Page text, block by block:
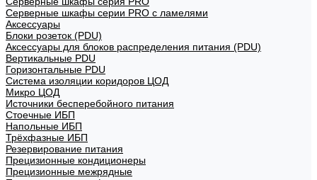
Серверные шкафы серии PRO с ламелями
Аксессуары
Блоки розеток (PDU)
Аксессуары для блоков распределения питания (PDU)
Вертикальные PDU
Горизонтальные PDU
Система изоляции коридоров ЦОД
Микро ЦОД
Источники бесперебойного питания
Стоечные ИБП
Напольные ИБП
Трёхфазные ИБП
Резервирование питания
Прецизионные кондиционеры
Прецизионные межрядные